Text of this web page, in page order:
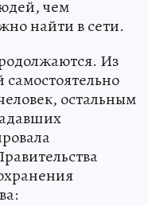
чем
найти в сети.
Из
остальным